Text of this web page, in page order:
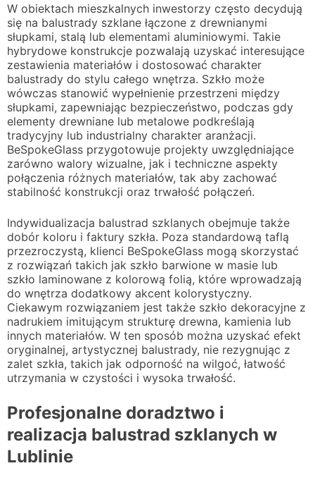
W obiektach mieszkalnych inwestorzy często decydują
się na balustrady szklane łączone z drewnianymi
słupkami, stalą lub elementami aluminiowymi. Takie
hybrydowe konstrukcje pozwalają uzyskać interesujące
zestawienia materiałów i dostosować charakter
balustrady do stylu całego wnętrza. Szkło może
wówczas stanowić wypełnienie przestrzeni między
słupkami, zapewniając bezpieczeństwo, podczas gdy
elementy drewniane lub metalowe podkreślają
tradycyjny lub industrialny charakter aranżacji.
BeSpokeGlass przygotowuje projekty uwzględniające
zarówno walory wizualne, jak i techniczne aspekty
połączenia różnych materiałów, tak aby zachować
stabilność konstrukcji oraz trwałość połączeń.
Indywidualizacja balustrad szklanych obejmuje także
dobór koloru i faktury szkła. Poza standardową taflą
przezroczystą, klienci BeSpokeGlass mogą skorzystać
z rozwiązań takich jak szkło barwione w masie lub
szkło laminowane z kolorową folią, które wprowadzają
do wnętrza dodatkowy akcent kolorystyczny.
Ciekawym rozwiązaniem jest także szkło dekoracyjne z
nadrukiem imitującym strukturę drewna, kamienia lub
innych materiałów. W ten sposób można uzyskać efekt
oryginalnej, artystycznej balustrady, nie rezygnując z
zalet szkła, takich jak odporność na wilgoć, łatwość
utrzymania w czystości i wysoka trwałość.
Profesjonalne doradztwo i
realizacja balustrad szklanych w
Lublinie